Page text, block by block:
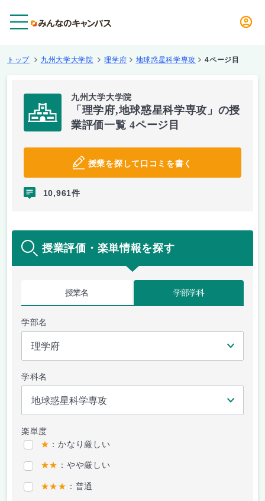
トップ 九州大学大学院 理学府 地球惑星科学専攻 4ページ目
九州大学大学院
「理学府,地球惑星科学専攻」の授
業評価一覧 4ページ目
授業を探して口コミを書く
10,961件
授業評価・楽単情報を探す
授業名 学部学科
学部名
学科名
楽単度
★ ：かなり厳しい
★★ ：やや厳しい
★★★ ：普通